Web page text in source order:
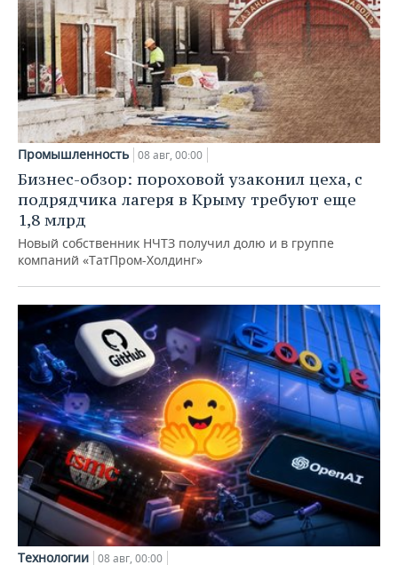
Промышленность 08 авг, 00:00
Бизнес-обзор: пороховой узаконил цеха, с
подрядчика лагеря в Крыму требуют еще
1,8 млрд
Новый собственник НЧТЗ получил долю и в группе
компаний «ТатПром-Холдинг»
Технологии 08 авг, 00:00